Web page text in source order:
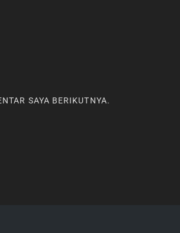
SAYA BERIKUTNYA.